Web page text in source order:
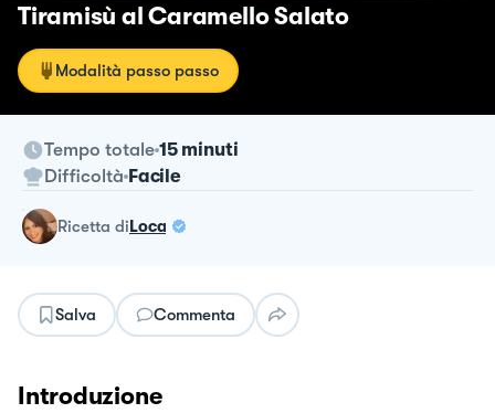
Tiramisù al Caramello Salato
Modalità passo passo
Tempo totale 15 minuti
Difficoltà Facile
ricetta diLoca
Salva Commenta
Introduzione